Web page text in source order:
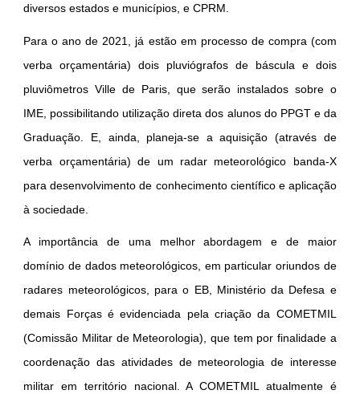
diversos estados e municípios, e CPRM.
Para o ano de 2021, já estão em processo de compra (com
verba orçamentária) dois pluviógrafos de báscula e dois
pluviômetros Ville de Paris, que serão instalados sobre o
IME, possibilitando utilização direta dos alunos do PPGT e da
Graduação. E, ainda, planeja-se a aquisição (através de
verba orçamentária) de um radar meteorológico banda-X
para desenvolvimento de conhecimento científico e aplicação
à sociedade.
A importância de uma melhor abordagem e de maior
domínio de dados meteorológicos, em particular oriundos de
radares meteorológicos, para o EB, Ministério da Defesa e
demais Forças é evidenciada pela criação da COMETMIL
(Comissão Militar de Meteorologia), que tem por finalidade a
coordenação das atividades de meteorologia de interesse
militar em território nacional. A COMETMIL atualmente é